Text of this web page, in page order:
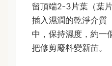
留頂端2-3片葉（葉
插入濕潤的乾淨介質
中，保持濕度，約一
把修剪廢料變新苗。